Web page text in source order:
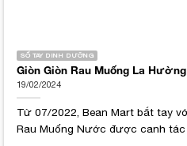
SỐ TAY DINH DƯỠNG
Giòn Giòn Rau Muống La
19/02/2024
Từ 07/2022, Bean Mart bắt tay
Rau Muống Nước được canh tác